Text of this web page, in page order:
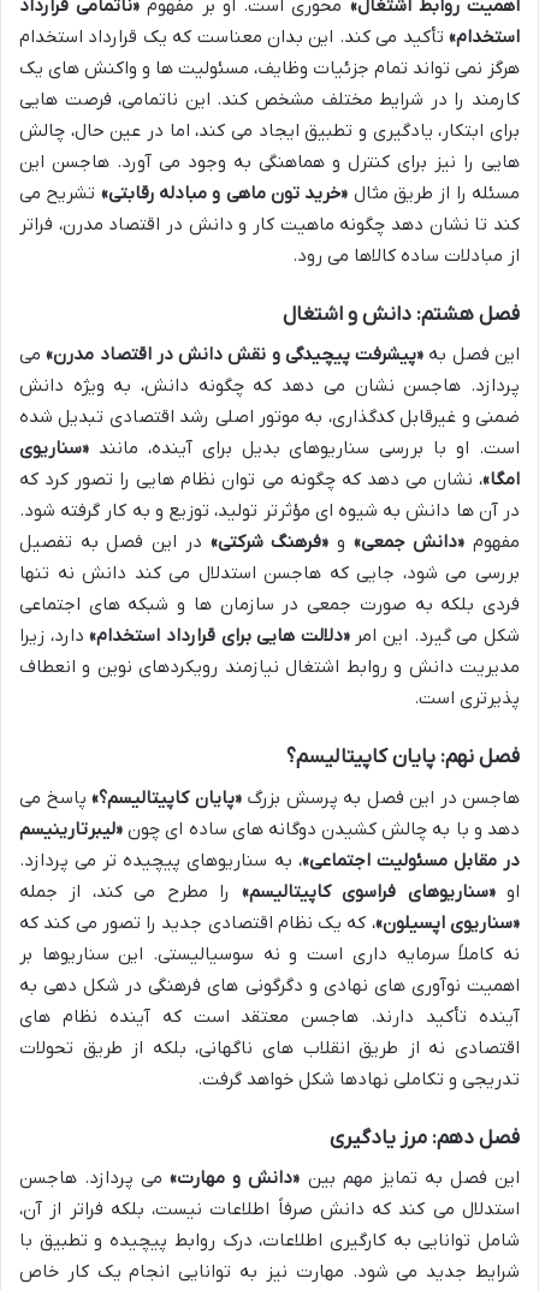
اهمیت روابط اشتغال» محوری است. او بر مفهوم «ناتمامی قرارداد
استخدام» تأکید می کند. این بدان معناست که یک قرارداد استخدام
هرگز نمی تواند تمام جزئیات وظایف، مسئولیت ها و واکنش های یک
کارمند را در شرایط مختلف مشخص کند. این ناتمامی، فرصت هایی
برای ابتکار، یادگیری و تطبیق ایجاد می کند، اما در عین حال، چالش
هایی را نیز برای کنترل و هماهنگی به وجود می آورد. هاجسن این
مسئله را از طریق مثال «خرید تون ماهی و مبادله رقابتی» تشریح می
کند تا نشان دهد چگونه ماهیت کار و دانش در اقتصاد مدرن، فراتر
از مبادلات ساده کالاها می رود.
فصل هشتم: دانش و اشتغال
این فصل به «پیشرفت پیچیدگی و نقش دانش در اقتصاد مدرن»می
پردازد. هاجسن نشان می دهد که چگونه دانش، به ویژه دانش
ضمنی و غیرقابل کدگذاری، به موتور اصلی رشد اقتصادی تبدیل شده
است. او با بررسی سناریوهای بدیل برای آینده، مانند «سناریوی
امگا»، نشان می دهد که چگونه می توان نظام هایی را تصور کرد که
در آن ها دانش به شیوه ای مؤثرتر تولید، توزیع و به کار گرفته شود.
مفهوم «دانش جمعی» و «فرهنگ شرکتی» در این فصل به تفصیل
بررسی می شود، جایی که هاجسن استدلال می کند دانش نه تنها
فردی بلکه به صورت جمعی در سازمان ها و شبکه های اجتماعی
شکل می گیرد. این امر«دلالت هایی برای قرارداد استخدام»دارد، زیرا
مدیریت دانش و روابط اشتغال نیازمند رویکردهای نوین و انعطاف
پذیرتری است.
فصل نهم: پایان کاپیتالیسم؟
هاجسن در این فصل به پرسش بزرگ«پایان کاپیتالیسم؟» پاسخ می
دهد و با به چالش کشیدن دوگانه های ساده ای چون «لیبرتارینیسم
در مقابل مسئولیت اجتماعی»، به سناریوهای پیچیده تر می پردازد.
او«سناریوهای فراسوی کاپیتالیسم» را مطرح می کند، از جمله
«سناریوی اپسیلون»، که یک نظام اقتصادی جدید را تصور می کند که
نه کاملاً سرمایه داری است و نه سوسیالیستی. این سناریوها بر
اهمیت نوآوری های نهادی و دگرگونی های فرهنگی در شکل دهی به
آینده تأکید دارند. هاجسن معتقد است که آینده نظام های
اقتصادی نه از طریق انقلاب های ناگهانی، بلکه از طریق تحولات
تدریجی و تکاملی نهادها شکل خواهد گرفت.
فصل دهم: مرز یادگیری
این فصل به تمایز مهم بین «دانش و مهارت»می پردازد. هاجسن
استدلال می کند که دانش صرفاً اطلاعات نیست، بلکه فراتر از آن،
شامل توانایی به کارگیری اطلاعات، درک روابط پیچیده و تطبیق با
شرایط جدید می شود. مهارت نیز به توانایی انجام یک کار خاص